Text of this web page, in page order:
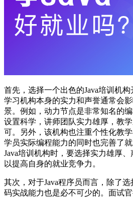
首先，选择一个出色的Java培训机构
学习机构本身的实力和声誉通常会
景。例如，动力节点是非常知名的
设置科学，讲师团队实力雄厚，教
可。另外，该机构也注重个性化教
学员实际编程能力的同时也完善了
Java培训机构时，要选择实力雄厚
以提高自身的就业竞争力。
其次，对于Java程序员而言，除了
码实战能力也是必不可少的。面试